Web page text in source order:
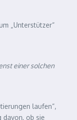
„Unterstützer“
einer solchen
laufen“,
davon, ob sie